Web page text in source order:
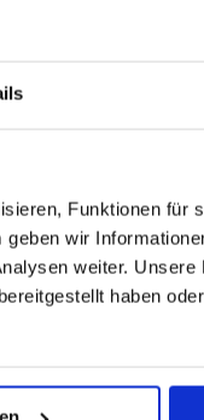
Funktionen für
wir
weiter.
haben